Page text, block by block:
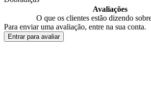
Avaliações
O que os clientes estão dizendo
Para enviar uma avaliação, entre na sua conta.
Entrar para avaliar